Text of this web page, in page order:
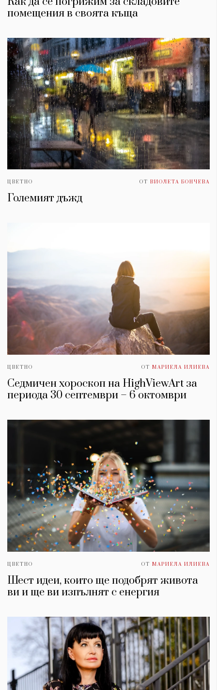
помещения в своята къща
ЦВЕТНО ОТ ВИОЛЕТА БОНЧЕВА
Големият дъжд
ЦВЕТНО ОТ МАРИЕЛА ИЛИЕВА
Седмичен хороскоп на HighViewArt за
периода 30 септември – 6 октомври
ЦВЕТНО ОТ МАРИЕЛА ИЛИЕВА
Шест идеи, които ще подобрят живота
ви и ще ви изпълнят с енергия